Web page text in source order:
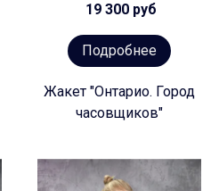
19 300 руб
Подробнее
Жакет "Онтарио. Город
часовщиков"